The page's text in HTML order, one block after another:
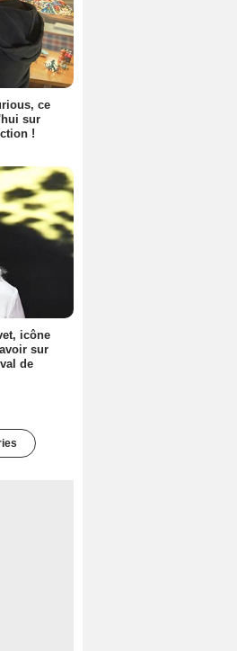
ce
sur
!
icône
sur
de